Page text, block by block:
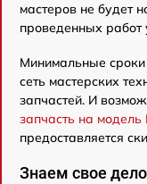
мастеров не будет
проведенных работ
Минимальные
сеть мастерских
запчастей. И
запчасть на модель
предоставляется
Знаем свое дело